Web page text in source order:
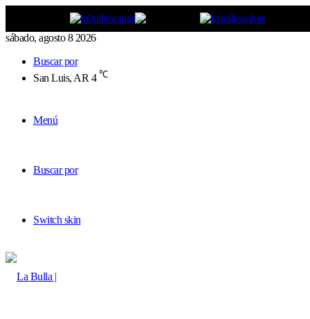
sábado, agosto 8 2026
Buscar por
San Luis, AR 4 ℃
Menú
Buscar por
Switch skin